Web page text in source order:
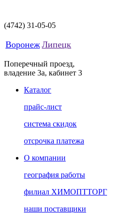
(4742) 31-05-05
Воронеж Липецк
Поперечный проезд,
владение 3а, кабинет 3
Каталог
прайс-лист
система скидок
отсрочка платежа
О компании
география работы
филиал ХИМОПТТОРГ
наши поставщики